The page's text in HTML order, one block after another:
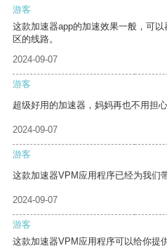
游客
这款加速器app的加速效果一般，可
区的线路。
2024-09-07
游客
超级好用的加速器，妈妈再也不用担
2024-09-07
游客
这款加速器VPM应用程序已经为我们
2024-09-07
游客
这款加速器VPM应用程序可以给你提